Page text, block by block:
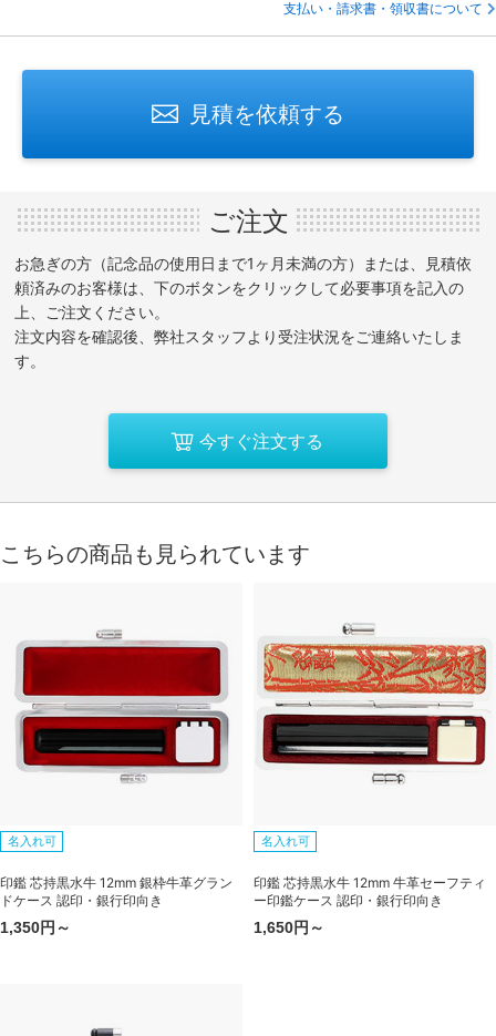
支払い・請求書・領収書について
見積を依頼する
ご注文
お急ぎの方（記念品の使用日まで1ヶ月未満の方）または、見積依
頼済みのお客様は、下のボタンをクリックして必要事項を記入の
上、ご注文ください。
注文内容を確認後、弊社スタッフより受注状況をご連絡いたしま
す。
今すぐ注文する
こちらの商品も見られています
名入れ可
印鑑 芯持黒水牛 12mm 銀枠牛革グラン
ドケース 認印・銀行印向き
1,350円～
名入れ可
印鑑 芯持黒水牛 12mm 牛革セーフティ
ー印鑑ケース 認印・銀行印向き
1,650円～